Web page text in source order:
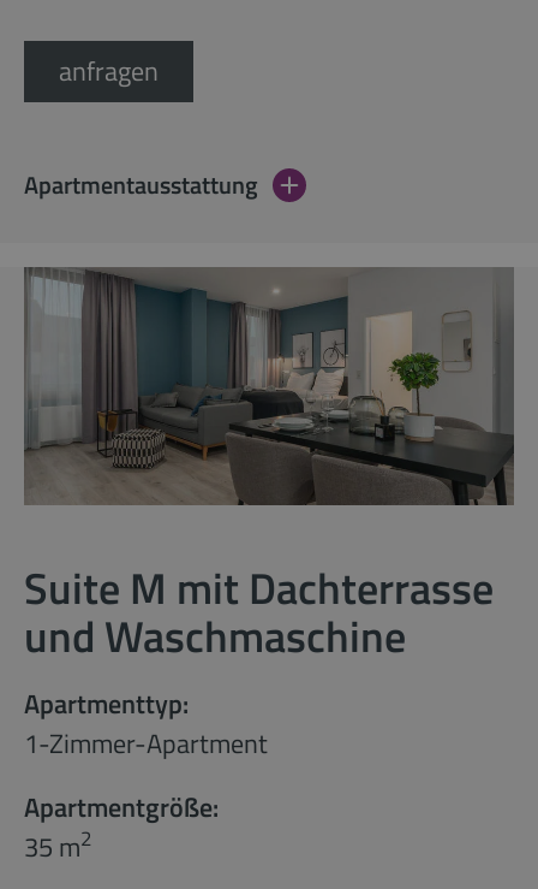
anfragen
Apartmentausstattung
Suite M mit Dachterrasse
und Waschmaschine
Apartmenttyp:
1-Zimmer-Apartment
Apartmentgröße:
35 m2